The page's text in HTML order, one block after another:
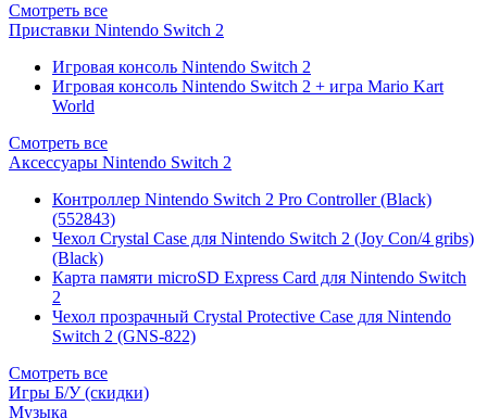
Смотреть все
Приставки Nintendo Switch 2
Игровая консоль Nintendo Switch 2
Игровая консоль Nintendo Switch 2 + игра Mario Kart
World
Смотреть все
Аксессуары Nintendo Switch 2
Контроллер Nintendo Switch 2 Pro Controller (Black)
(552843)
Чехол Сrystal Сase для Nintendo Switch 2 (Joy Con/4 gribs)
(Black)
Карта памяти microSD Express Card для Nintendo Switch
2
Чехол прозрачный Crystal Protective Case для Nintendo
Switch 2 (GNS-822)
Смотреть все
Игры Б/У (скидки)
Музыка